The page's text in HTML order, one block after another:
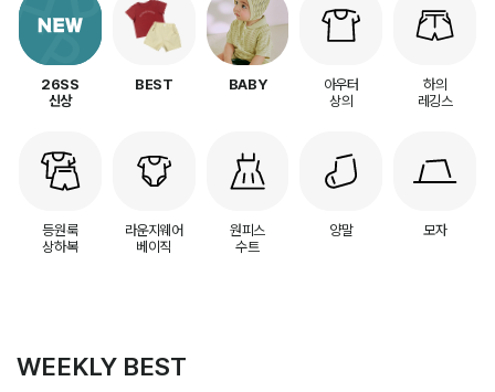
26SS
신상
BEST BABY
아우터
상의
하의
레깅스
등원룩
상하복
라운지웨어
베이직
원피스
수트
양말 모자
WEEKLY BEST